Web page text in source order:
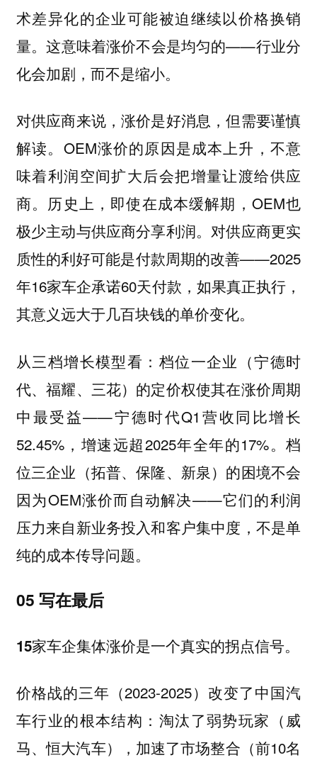
术差异化的企业可能被迫继续以价格换销
量。这意味着涨价不会是均匀的——行业分
化会加剧，而不是缩小。
对供应商来说，涨价是好消息，但需要谨慎
解读。OEM涨价的原因是成本上升，不意
味着利润空间扩大后会把增量让渡给供应
商。历史上，即使在成本缓解期，OEM也
极少主动与供应商分享利润。对供应商更实
质性的利好可能是付款周期的改善——2025
年16家车企承诺60天付款，如果真正执行，
其意义远大于几百块钱的单价变化。
从三档增长模型看：档位一企业（宁德时
代、福耀、三花）的定价权使其在涨价周期
中最受益——宁德时代Q1营收同比增长
52.45%，增速远超2025年全年的17%。档
位三企业（拓普、保隆、新泉）的困境不会
因为OEM涨价而自动解决——它们的利润
压力来自新业务投入和客户集中度，不是单
纯的成本传导问题。
05 写在最后
15家车企集体涨价是一个真实的拐点信号。
价格战的三年（2023-2025）改变了中国汽
车行业的根本结构：淘汰了弱势玩家（威
马、恒大汽车），加速了市场整合（前10名